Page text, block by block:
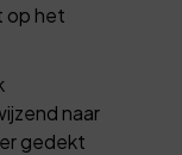
op het
naar
gedekt